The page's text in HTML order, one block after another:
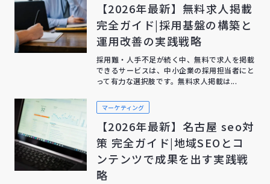
【2026年最新】無料求人掲載
完全ガイド|採用基盤の構築と
運用改善の実践戦略
採用難・人手不足が続く中、無料で求人を掲載
できるサービスは、中小企業の採用担当者にと
って有力な選択肢です。無料求人掲載は...
マーケティング
【2026年最新】名古屋 seo対
策 完全ガイド|地域SEOとコ
ンテンツで成果を出す実践戦
略